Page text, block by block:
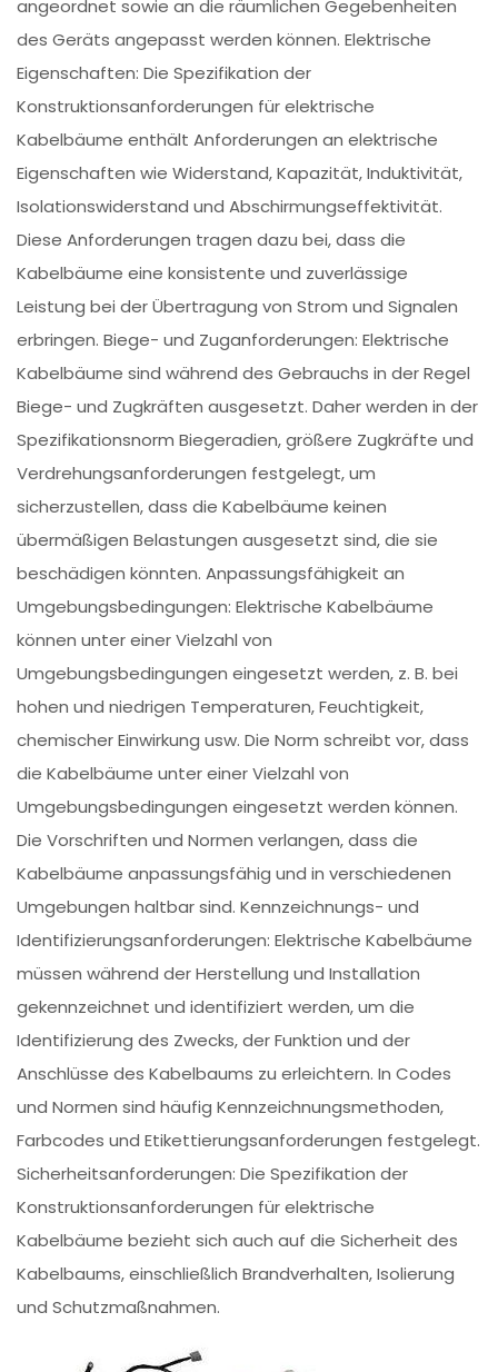
angeordnet sowie an die räumlichen Gegebenheiten
des Geräts angepasst werden können. Elektrische
Eigenschaften: Die Spezifikation der
Konstruktionsanforderungen für elektrische
Kabelbäume enthält Anforderungen an elektrische
Eigenschaften wie Widerstand, Kapazität, Induktivität,
Isolationswiderstand und Abschirmungseffektivität.
Diese Anforderungen tragen dazu bei, dass die
Kabelbäume eine konsistente und zuverlässige
Leistung bei der Übertragung von Strom und Signalen
erbringen. Biege- und Zuganforderungen: Elektrische
Kabelbäume sind während des Gebrauchs in der Regel
Biege- und Zugkräften ausgesetzt. Daher werden in der
Spezifikationsnorm Biegeradien, größere Zugkräfte und
Verdrehungsanforderungen festgelegt, um
sicherzustellen, dass die Kabelbäume keinen
übermäßigen Belastungen ausgesetzt sind, die sie
beschädigen könnten. Anpassungsfähigkeit an
Umgebungsbedingungen: Elektrische Kabelbäume
können unter einer Vielzahl von
Umgebungsbedingungen eingesetzt werden, z. B. bei
hohen und niedrigen Temperaturen, Feuchtigkeit,
chemischer Einwirkung usw. Die Norm schreibt vor, dass
die Kabelbäume unter einer Vielzahl von
Umgebungsbedingungen eingesetzt werden können.
Die Vorschriften und Normen verlangen, dass die
Kabelbäume anpassungsfähig und in verschiedenen
Umgebungen haltbar sind. Kennzeichnungs- und
Identifizierungsanforderungen: Elektrische Kabelbäume
müssen während der Herstellung und Installation
gekennzeichnet und identifiziert werden, um die
Identifizierung des Zwecks, der Funktion und der
Anschlüsse des Kabelbaums zu erleichtern. In Codes
und Normen sind häufig Kennzeichnungsmethoden,
Farbcodes und Etikettierungsanforderungen festgelegt.
Sicherheitsanforderungen: Die Spezifikation der
Konstruktionsanforderungen für elektrische
Kabelbäume bezieht sich auch auf die Sicherheit des
Kabelbaums, einschließlich Brandverhalten, Isolierung
und Schutzmaßnahmen.